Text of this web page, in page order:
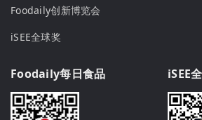
Foodaily创新博览会
iSEE全球奖
Foodaily每日食品 iSEE